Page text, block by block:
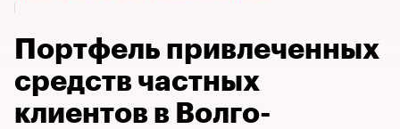
Портфель привлеченных
средств частных
клиентов в Волго-